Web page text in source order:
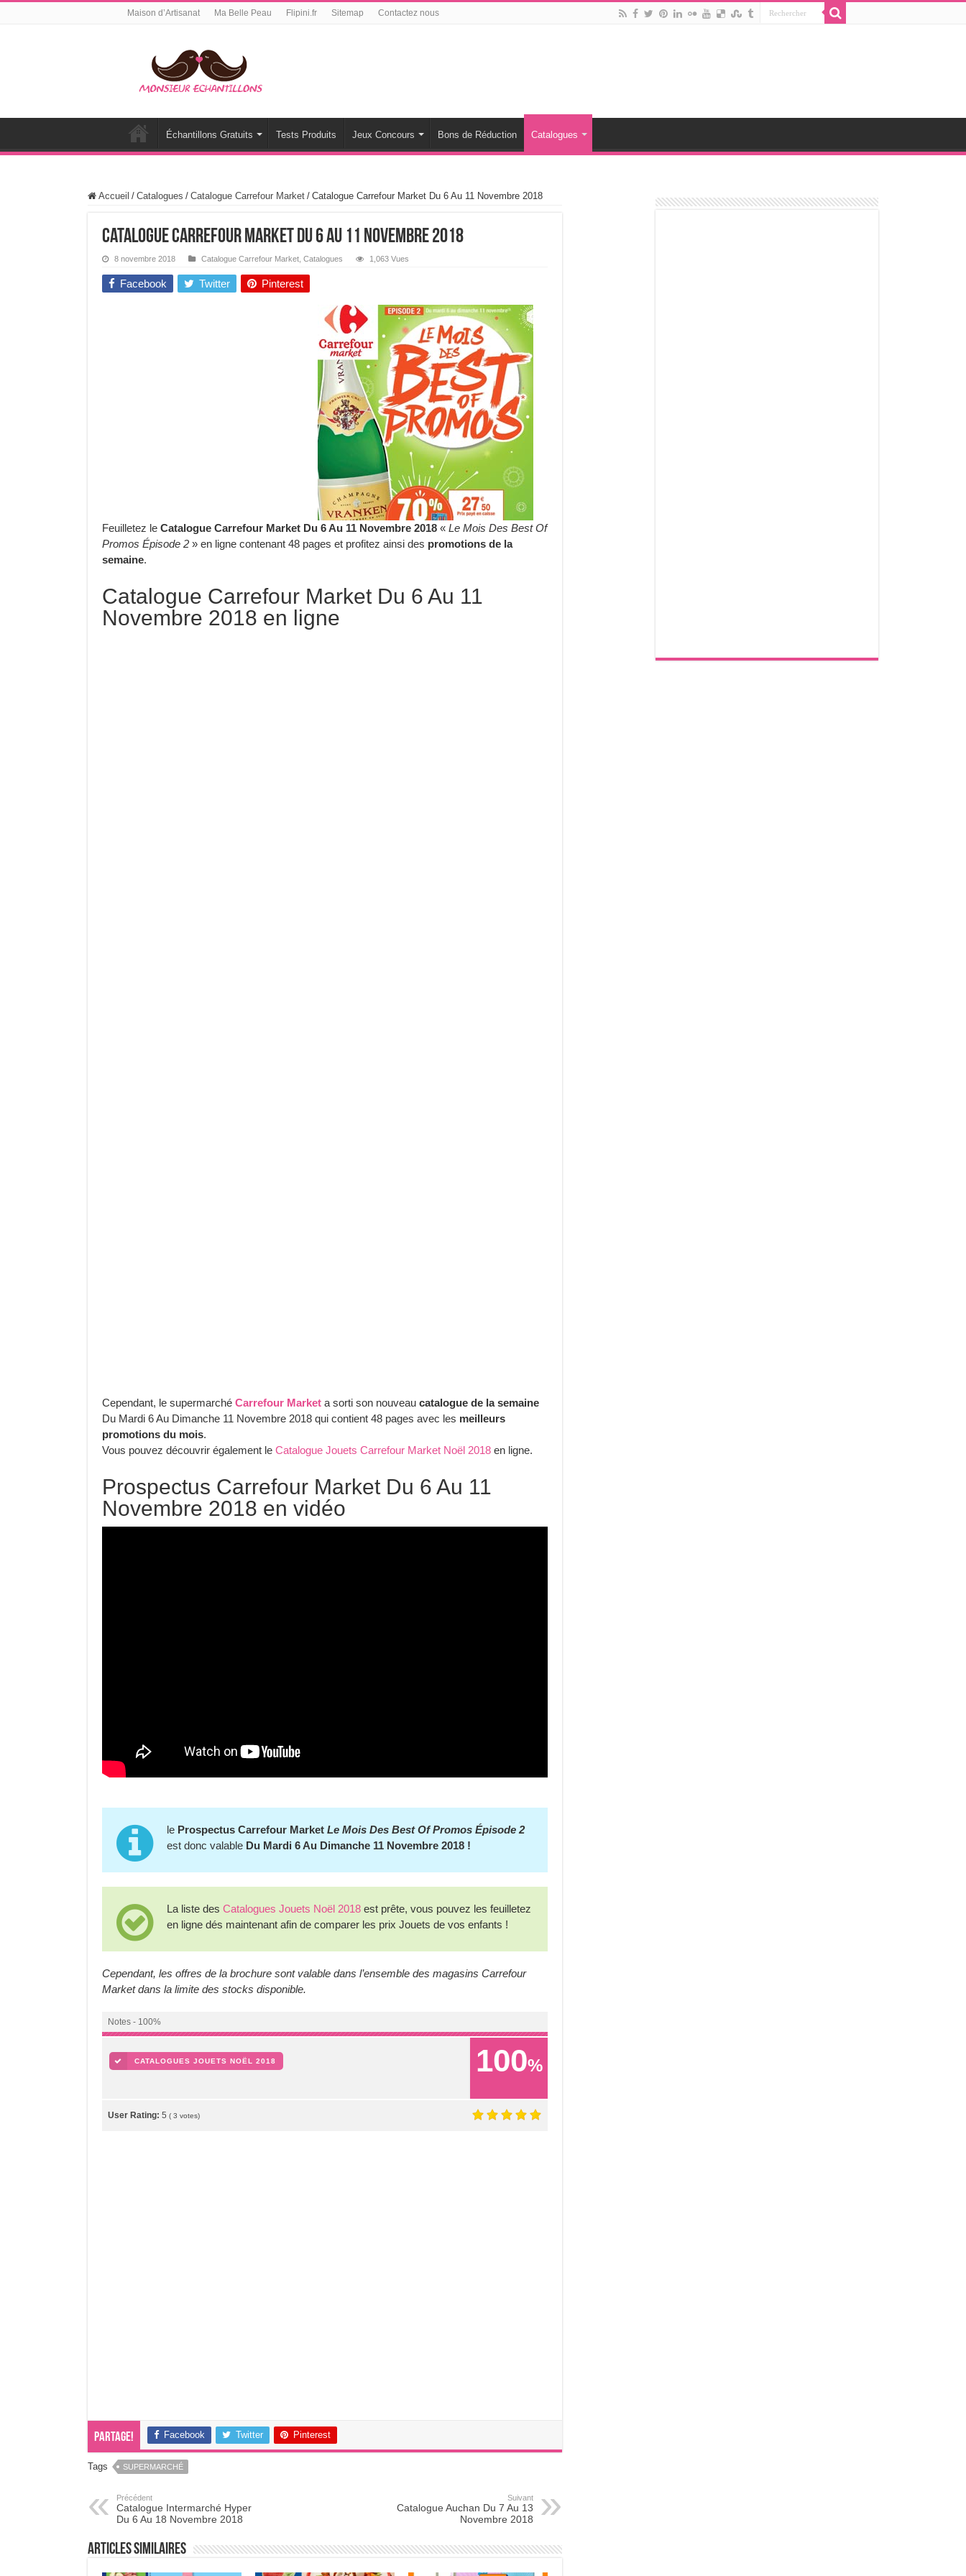
Maison d’Artisanat Ma Belle Peau Flipini.fr Sitemap Contactez nous
Échantillons Gratuits Tests Produits Jeux Concours Bons de Réduction Catalogues
Accueil / Catalogues / Catalogue Carrefour Market / Catalogue Carrefour Market Du 6 Au 11 Novembre 2018
Catalogue Carrefour Market Du 6 Au 11 Novembre 2018
8 novembre 2018 Catalogue Carrefour Market Catalogues 1,063 Vues
Facebook Twitter Pinterest
Feuilletez le Catalogue Carrefour Market Du 6 Au 11 Novembre 2018 « Le Mois Des Best Of
Promos Épisode 2 » en ligne contenant 48 pages et profitez ainsi des promotions de la
semaine.
Catalogue Carrefour Market Du 6 Au 11
Novembre 2018 en ligne
Cependant, le supermarché Carrefour Market a sorti son nouveau catalogue de la semaine
Du Mardi 6 Au Dimanche 11 Novembre 2018 qui contient 48 pages avec les meilleurs
promotions du mois.
Vous pouvez découvrir également le Catalogue Jouets Carrefour Market Noël 2018 en ligne.
Prospectus Carrefour Market Du 6 Au 11
Novembre 2018 en vidéo
le Prospectus Carrefour Market Le Mois Des Best Of Promos Épisode 2
est donc valable Du Mardi 6 Au Dimanche 11 Novembre 2018 !
La liste des Catalogues Jouets Noël 2018 est prête, vous pouvez les feuilletez
en ligne dés maintenant afin de comparer les prix Jouets de vos enfants !
Cependant, les offres de la brochure sont valable dans l’ensemble des magasins Carrefour
Market dans la limite des stocks disponible.
Notes - 100%
100%
CATALOGUES JOUETS NOËL 2018
User Rating: 5 ( 3 votes)
Partage! Facebook Twitter Pinterest
Tags SUPERMARCHÉ
Précédent
Catalogue Intermarché Hyper
Du 6 Au 18 Novembre 2018
Suivant
Catalogue Auchan Du 7 Au 13
Novembre 2018
Articles Similaires